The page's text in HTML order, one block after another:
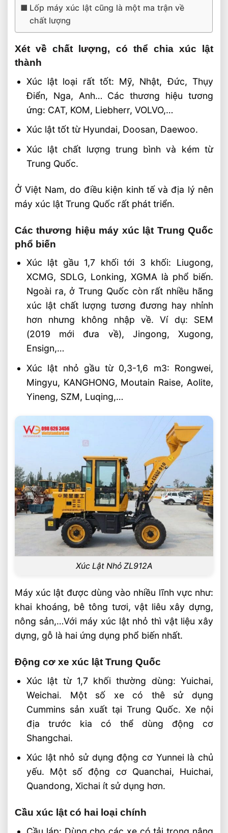
Lốp máy xúc lật cũng là một ma trận về
chất lượng
Xét về chất lượng, có thể chia xúc lật
thành
Xúc lật loại rất tốt: Mỹ, Nhật, Đức, Thụy
Điển, Nga, Anh… Các thương hiệu tương
ứng: CAT, KOM, Liebherr, VOLVO,…
Xúc lật tốt từ Hyundai, Doosan, Daewoo.
Xúc lật chất lượng trung bình và kém từ
Trung Quốc.
Ở Việt Nam, do điều kiện kinh tế và địa lý nên
máy xúc lật Trung Quốc rất phát triển.
Các thương hiệu máy xúc lật Trung Quốc
phổ biến
Xúc lật gầu 1,7 khối tới 3 khối: Liugong,
XCMG, SDLG, Lonking, XGMA là phổ biến.
Ngoài ra, ở Trung Quốc còn rất nhiều hãng
xúc lật chất lượng tương đương hay nhỉnh
hơn nhưng không nhập về. Ví dụ: SEM
(2019 mới đưa về), Jingong, Xugong,
Ensign,…
Xúc lật nhỏ gầu từ 0,3-1,6 m3: Rongwei,
Mingyu, KANGHONG, Moutain Raise, Aolite,
Yineng, SZM, Luqing,…
Xúc Lật Nhỏ ZL912A
Máy xúc lật được dùng vào nhiều lĩnh vực như:
khai khoáng, bê tông tươi, vật liêu xây dựng,
nông sản,…Với máy xúc lật nhỏ thì vật liệu xây
dựng, gỗ là hai ứng dụng phổ biến nhất.
Động cơ xe xúc lật Trung Quốc
Xúc lật từ 1,7 khối thường dùng: Yuichai,
Weichai. Một số xe có thê sử dụng
Cummins sản xuất tại Trung Quốc. Xe nội
địa trước kia có thể dùng động cơ
Shangchai.
Xúc lật nhỏ sử dụng động cơ Yunnei là chủ
yếu. Một số động cơ Quanchai, Huichai,
Quandong, Xichai ít sử dụng hơn.
Cầu xúc lật có hai loại chính